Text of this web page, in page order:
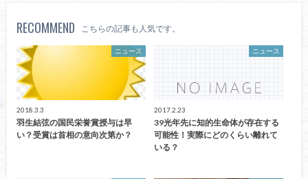
RECOMMEND こちらの記事も人気です。
ニュース
2018.3.3
羽生結弦の国民栄誉賞授与は早
い？受賞は首相の意向次第か？
ニュース
2017.2.23
39光年先に知的生命体が存在する
可能性！実際にどのくらい離れて
いる？